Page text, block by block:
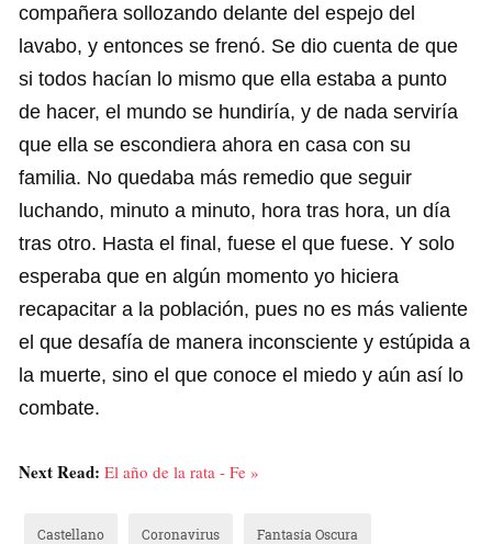
compañera sollozando delante del espejo del
lavabo, y entonces se frenó. Se dio cuenta de que
si todos hacían lo mismo que ella estaba a punto
de hacer, el mundo se hundiría, y de nada serviría
que ella se escondiera ahora en casa con su
familia. No quedaba más remedio que seguir
luchando, minuto a minuto, hora tras hora, un día
tras otro. Hasta el final, fuese el que fuese. Y solo
esperaba que en algún momento yo hiciera
recapacitar a la población, pues no es más valiente
el que desafía de manera inconsciente y estúpida a
la muerte, sino el que conoce el miedo y aún así lo
combate.
Next Read: El año de la rata - Fe »
Castellano Coronavirus Fantasía Oscura